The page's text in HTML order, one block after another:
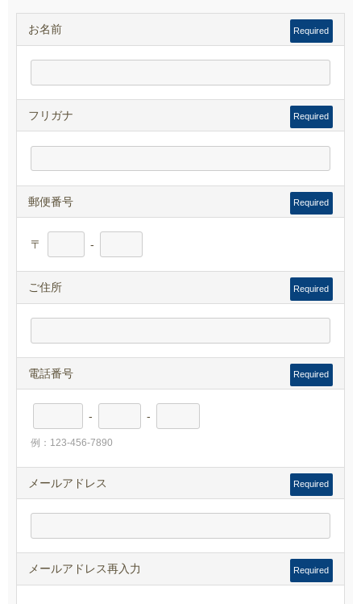
お名前 Required
フリガナ Required
郵便番号 Required
〒 -
ご住所 Required
電話番号 Required
- -
例：123-456-7890
メールアドレス Required
メールアドレス再入力 Required